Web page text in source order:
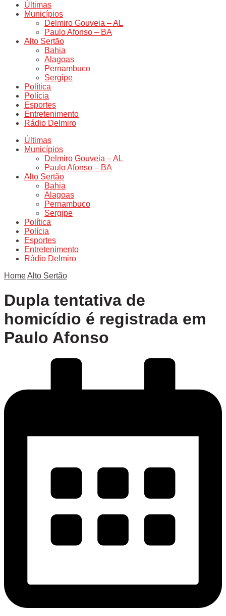
Últimas
Municípios
Delmiro Gouveia – AL
Paulo Afonso – BA
Alto Sertão
Bahia
Alagoas
Pernambuco
Sergipe
Política
Polícia
Esportes
Entretenimento
Rádio Delmiro
Últimas
Municípios
Delmiro Gouveia – AL
Paulo Afonso – BA
Alto Sertão
Bahia
Alagoas
Pernambuco
Sergipe
Política
Polícia
Esportes
Entretenimento
Rádio Delmiro
HomeAlto Sertão
Dupla tentativa de
homicídio é registrada em
Paulo Afonso